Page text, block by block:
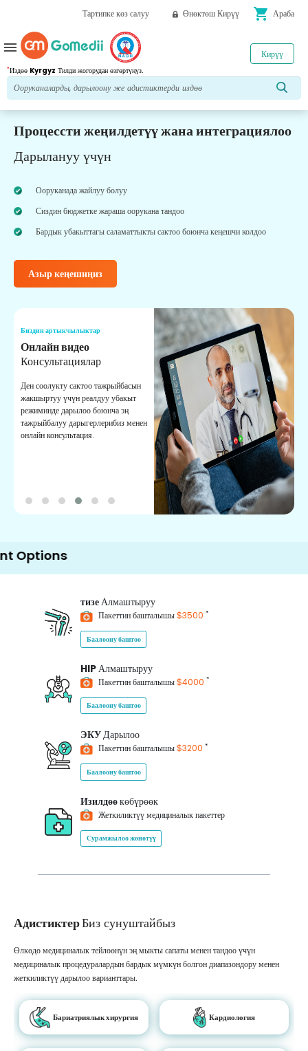
Тартипке көз салуу Өнөктөш Кирүү shopping_cart Араба
*Издөө Kyrgyz Тилди жогорудан өзгөртүңүз.
Кирүү
menu
Процессти жеңилдетүү жана интеграциялоо
Дарылануу үчүн
Ооруканада жайлуу болуу
Сиздин бюджетке жараша оорукана тандоо
Бардык убакыттагы саламаттыкты сактоо боюнча кеңешчи колдоо
Азыр кеңешиңиз
Биздин артыкчылыктар
Онлайн видео
Консультациялар
Ден соолукту сактоо тажрыйбасын
жакшыртуу үчүн реалдуу убакыт
режиминде дарылоо боюнча эң
тажрыйбалуу дарыгерлерибиз менен
онлайн консультация.
тизеАлмаштыруу
Пакеттин башталышы$3500 *
Баалоону баштоо
HIPАлмаштыруу
Пакеттин башталышы$4000 *
Баалоону баштоо
ЭКУДарылоо
Пакеттин башталышы$3200 *
Баалоону баштоо
Изилдөөкөбүрөөк
Жеткиликтүү медициналык пакеттер
Сурамжылоо жөнөтүү
АдистиктерБиз сунуштайбыз
Өлкөдө медициналык тейлөөнүн эң мыкты сапаты менен тандоо үчүн
медициналык процедуралардын бардык мүмкүн болгон диапазондору менен
жеткиликтүү дарылоо варианттары.
Бариатриялык хирургия Кардиология